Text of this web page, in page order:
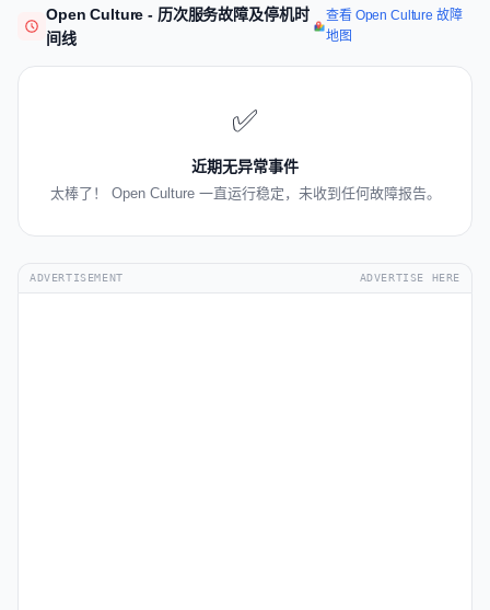
Open Culture - 历次服务故障及停机时
间线
查看 Open Culture 故障
地图
✅
近期无异常事件
太棒了！ Open Culture 一直运行稳定，未收到任何故障报告。
ADVERTISEMENT ADVERTISE HERE